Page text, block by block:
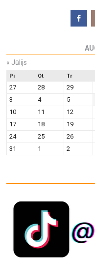
« Jūlijs
Pi Ot Tr
27 28 29
3
4 5
10
11 12
17
18 19
24
25 26
31
1 2